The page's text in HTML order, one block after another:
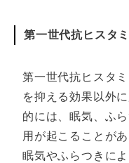
第一世代抗ヒスタ
第一世代抗ヒスタ
を抑える効果以外
的には、眠気、ふ
用が起こることが
眠気やふらつきに